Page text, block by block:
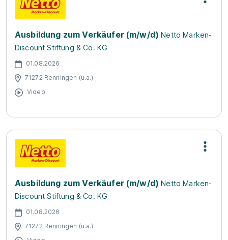
Ausbildung zum Verkäufer (m/w/d) Netto Marken-
Discount Stiftung & Co. KG
01.08.2026
71272 Renningen (u.a.)
Video
Ausbildung zum Verkäufer (m/w/d) Netto Marken-
Discount Stiftung & Co. KG
01.08.2026
71272 Renningen (u.a.)